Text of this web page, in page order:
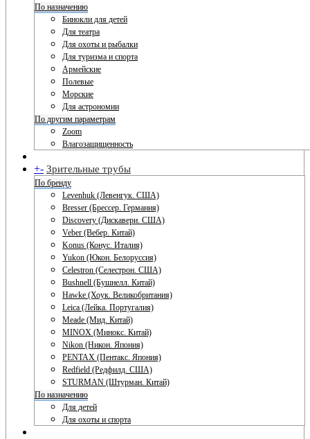
По назначению
Бинокли для детей
Для театра
Для охоты и рыбалки
Для туризма и спорта
Армейские
Полевые
Морские
Для астрономии
По другим параметрам
Zoom
Влагозащищенность
+- Зрительные трубы
По бренду
Levenhuk (Левенгук. США)
Bresser (Брессер. Германия)
Discovery (Дискавери. США)
Veber (Вебер. Китай)
Konus (Конус. Италия)
Yukon (Юкон. Белоруссия)
Celestron (Селестрон. США)
Bushnell (Бушнелл. Китай)
Hawke (Хоук. Великобритания)
Leica (Лейка. Португалия)
Meade (Мид. Китай)
MINOX (Минокс. Китай)
Nikon (Никон. Япония)
PENTAX (Пентакс. Япония)
Redfield (Редфилд. США)
STURMAN (Штурман. Китай)
По назначению
Для детей
Для охоты и спорта